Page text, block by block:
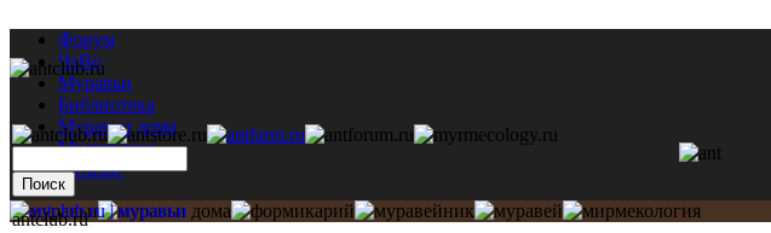
Форум
ЧаВо
Муравьи
Библиотека
Муравьи дома
Мастерская
Каталог
antclub.ru